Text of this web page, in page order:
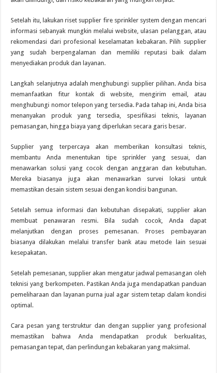
Setelah itu, lakukan riset supplier fire sprinkler system dengan mencari
informasi sebanyak mungkin melalui website, ulasan pelanggan, atau
rekomendasi dari profesional keselamatan kebakaran. Pilih supplier
yang sudah berpengalaman dan memiliki reputasi baik dalam
menyediakan produk dan layanan.
Langkah selanjutnya adalah menghubungi supplier pilihan. Anda bisa
memanfaatkan fitur kontak di website, mengirim email, atau
menghubungi nomor telepon yang tersedia. Pada tahap ini, Anda bisa
menanyakan produk yang tersedia, spesifikasi teknis, layanan
pemasangan, hingga biaya yang diperlukan secara garis besar.
Supplier yang terpercaya akan memberikan konsultasi teknis,
membantu Anda menentukan tipe sprinkler yang sesuai, dan
menawarkan solusi yang cocok dengan anggaran dan kebutuhan.
Mereka biasanya juga akan menawarkan survei lokasi untuk
memastikan desain sistem sesuai dengan kondisi bangunan.
Setelah semua informasi dan kebutuhan disepakati, supplier akan
membuat penawaran resmi. Bila sudah cocok, Anda dapat
melanjutkan dengan proses pemesanan. Proses pembayaran
biasanya dilakukan melalui transfer bank atau metode lain sesuai
kesepakatan.
Setelah pemesanan, supplier akan mengatur jadwal pemasangan oleh
teknisi yang berkompeten. Pastikan Anda juga mendapatkan panduan
pemeliharaan dan layanan purna jual agar sistem tetap dalam kondisi
optimal.
Cara pesan yang terstruktur dan dengan supplier yang profesional
memastikan bahwa Anda mendapatkan produk berkualitas,
pemasangan tepat, dan perlindungan kebakaran yang maksimal.